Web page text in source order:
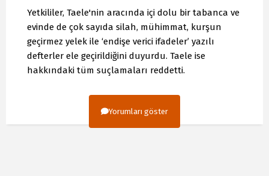
Yetkililer, Taele'nin aracında içi dolu bir tabanca ve
evinde de çok sayıda silah, mühimmat, kurşun
geçirmez yelek ile ‘endişe verici ifadeler’ yazılı
defterler ele geçirildiğini duyurdu. Taele ise
hakkındaki tüm suçlamaları reddetti.
Yorumları göster